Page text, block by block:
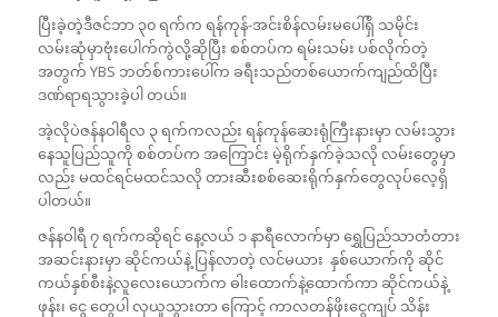
ပြီးခဲ့တဲ့ဒီဇင်ဘာ ၃၀ ရက်က ရန်ကုန်-အင်းစိန်လမ်းမပေါ်ရှိ သမိုင်း
လမ်းဆုံမှာဗုံးပေါက်ကွဲလို့ဆိုပြီး စစ်တပ်က ရမ်းသမ်း ပစ်လိုက်တဲ့
အတွက် YBS ဘတ်စ်ကားပေါ်က ခရီးသည်တစ်ယောက်ကျည်ထိပြီး
ဒဏ်ရာရသွားခဲ့ပါ တယ်။
အဲ့လိုပဲဇန်နဝါရီလ ၃ ရက်ကလည်း ရန်ကုန်ဆေးရုံကြီးနားမှာ လမ်းသွား
နေသူပြည်သူကို စစ်တပ်က အကြောင်း မဲ့ရိုက်နှက်ခဲ့သလို လမ်းတွေမှာ
လည်း မထင်ရင်မထင်သလို တားဆီးစစ်ဆေးရိုက်နှက်တွေလုပ်လေ့ရှိ
ပါတယ်။
ဇန်နဝါရီ ၇ ရက်ကဆိုရင် နေ့လယ် ၁ နာရီလောက်မှာ ရွှေပြည်သာတံတား
အဆင်းနားမှာ ဆိုင်ကယ်နဲ့ ပြန်လာတဲ့ လင်မယား နှစ်ယောက်ကို ဆိုင်
ကယ်နှစ်စီးနဲ့လူလေးယောက်က ဓါးထောက်နဲ့ထောက်ကာ ဆိုင်ကယ်နဲ့
ဖုန်း၊ ငွေ တွေပါ လုယူသွားတာ ကြောင့် ကာလတန်ဖိုးငွေကျပ် သိန်း